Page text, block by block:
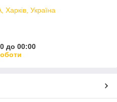
Україна
до 00:00